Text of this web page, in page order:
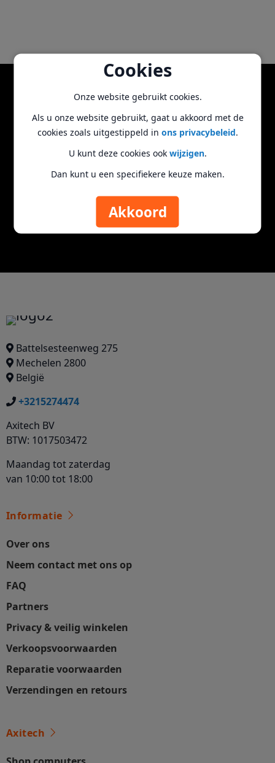
Cookies
Onze website gebruikt cookies.
Als u onze website gebruikt, gaat u akkoord met de
cookies zoals uitgestippeld in ons privacybeleid.
U kunt deze cookies ook wijzigen.
Dan kunt u een specifiekere keuze maken.
Akkoord
Axitech Nieuwsbrief
Krijg als eerste informatie over promoties en
Abonneer u op onze nieuwsbrief
Inschrijven
Battelsesteenweg 275
Mechelen 2800
België
+3215274474
Axitech BV
BTW: 1017503472
Maandag tot zaterdag
van 10:00 tot 18:00
Informatie
Over ons
Neem contact met ons op
FAQ
Partners
Privacy & veilig winkelen
Verkoopsvoorwaarden
Reparatie voorwaarden
Verzendingen en retours
Axitech